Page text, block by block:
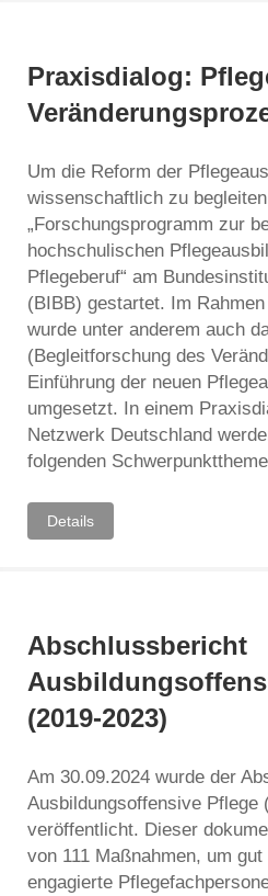
Praxisdialog:
Um die Reform der
wissenschaftlich zu
„Forschungsprogramm zur
hochschulischen
Pflegeberuf“ am
(BIBB) gestartet. Im
wurde unter anderem auch
(Begleitforschung des
Einführung der neuen
umgesetzt. In einem
Netzwerk Deutschland
folgenden
Details
Abschlussbericht
(2019-2023)
Am 30.09.2024 wurde der
Ausbildungsoffensive Pflege
veröffentlicht. Dieser
von 111 Maßnahmen, um
engagierte